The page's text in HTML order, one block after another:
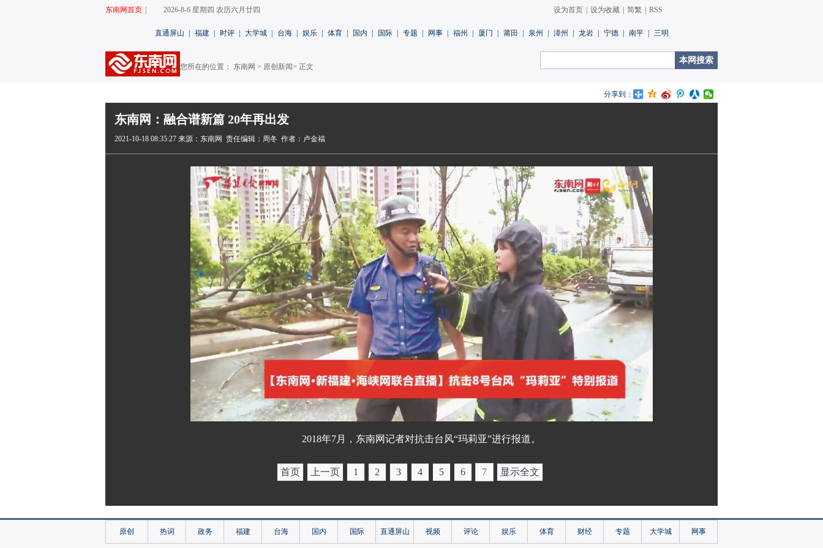
东南网首页 2026-8-6 星期四 农历六月廿四 设为首页 设为收藏 简繁 RSS
直通屏山 福建 时评 大学城 台海 娱乐 体育 国内 国际 专题 网事 福州 厦门 莆田 泉州 漳州 龙岩 宁德 南平 三明
您所在的位置： 东南网 > 原创新闻> 正文
分享到：
东南网：融合谱新篇 20年再出发
2021-10-18 08:35:27 来源：东南网 责任编辑：周冬 作者：卢金福
2018年7月，东南网记者对抗击台风“玛莉亚”进行报道。
首页 上一页 1 2 3 4 5 6 7 显示全文
原创 热词 政务 福建 台海 国内 国际 直通屏山 视频 评论 娱乐 体育 财经 专题 大学城 网事